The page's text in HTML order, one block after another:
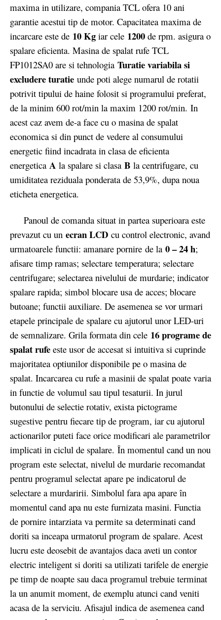
maxima in utilizare, compania TCL ofera 10 ani
garantie acestui tip de motor. Capacitatea maxima de
incarcare este de 10 Kg iar cele 1200 de rpm. asigura o
spalare eficienta. Masina de spalat rufe TCL
FP1012SA0 are si tehnologia Turatie variabila si
excludere turatie unde poti alege numarul de rotatii
potrivit tipului de haine folosit si programului preferat,
de la minim 600 rot/min la maxim 1200 rot/min. In
acest caz avem de-a face cu o masina de spalat
economica si din punct de vedere al consumului
energetic fiind incadrata in clasa de eficienta
energetica A la spalare si clasa B la centrifugare, cu
umiditatea reziduala ponderata de 53,9%, dupa noua
eticheta energetica.
Panoul de comanda situat in partea superioara este
prevazut cu un ecran LCD cu control electronic, avand
urmatoarele functii: amanare pornire de la 0 – 24 h;
afisare timp ramas; selectare temperatura; selectare
centrifugare; selectarea nivelului de murdarie; indicator
spalare rapida; simbol blocare usa de acces; blocare
butoane; functii auxiliare. De asemenea se vor urmari
etapele principale de spalare cu ajutorul unor LED-uri
de semnalizare. Grila formata din cele 16 programe de
spalat rufe este usor de accesat si intuitiva si cuprinde
majoritatea optiunilor disponibile pe o masina de
spalat. Incarcarea cu rufe a masinii de spalat poate varia
in functie de volumul sau tipul tesaturii. In jurul
butonului de selectie rotativ, exista pictograme
sugestive pentru fiecare tip de program, iar cu ajutorul
actionarilor puteti face orice modificari ale parametrilor
implicati in ciclul de spalare. În momentul cand un nou
program este selectat, nivelul de murdarie recomandat
pentru programul selectat apare pe indicatorul de
selectare a murdaririi. Simbolul fara apa apare în
momentul cand apa nu este furnizata masini. Functia
de pornire intarziata va permite sa determinati cand
doriti sa inceapa urmatorul program de spalare. Acest
lucru este deosebit de avantajos daca aveti un contor
electric inteligent si doriti sa utilizati tarifele de energie
pe timp de noapte sau daca programul trebuie terminat
la un anumit moment, de exemplu atunci cand veniti
acasa de la serviciu. Afisajul indica de asemenea cand